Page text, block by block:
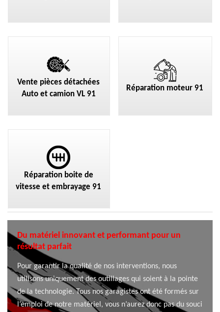
Vente pièces détachées
Auto et camion VL 91
Réparation moteur 91
Réparation boite de
vitesse et embrayage 91
Du matériel innovant et performant pour un
résultat parfait
Pour garantir la qualité de nos interventions, nous
utilisons uniquement des outillages qui soient à la pointe
de la technologie. Tous nos garagistes ont été formés sur
l’emploi de notre matériel, vous n’aurez donc pas du souci